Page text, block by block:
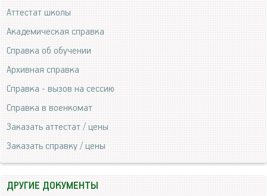
Аттестат школы
Академическая справка
Справка об обучении
Архивная справка
Справка - вызов на сессию
Справка в военкомат
Заказать аттестат / цены
Заказать справку / цены
ДРУГИЕ ДОКУМЕНТЫ